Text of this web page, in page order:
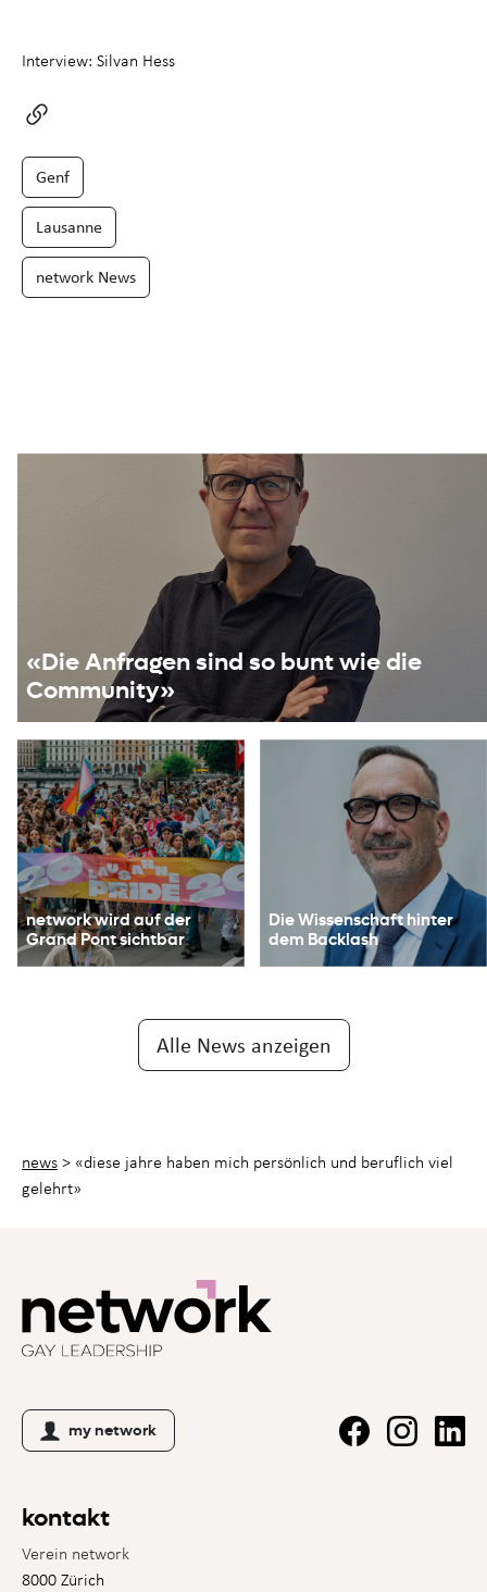
Interview: Silvan Hess
Genf
Lausanne
network News
network wird auf der
Grand Pont sichtbar
Die Wissenschaft hinter
dem Backlash
«Die Anfragen sind so bunt wie die
Community»
Alle News anzeigen
news > «diese jahre haben mich persönlich und beruflich viel
gelehrt»
my network
kontakt
Verein network
8000 Zürich